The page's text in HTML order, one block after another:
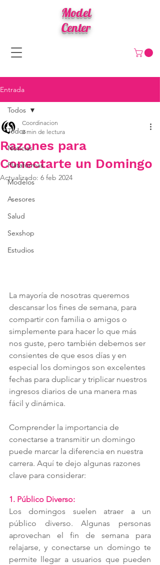
Model
Center
Entrada
Todos
Noticias
Plataformas
Modelos
Asesores
Salud
Sexshop
Estudios
Todos
Razones para
Conectarte un Domingo
Coordinacion
2 min de lectura
Actualizado: 6 feb 2024
La mayoría de nosotras queremos
descansar los fines de semana, para
compartir con familia o amigos o
simplemente para hacer lo que más
nos guste, pero también debemos ser
consientes de que esos días y en
especial los domingos son excelentes
fechas para duplicar y triplicar nuestros
ingresos diarios de una manera mas
fácil y dinámica.
Comprender la importancia de
conectarse a transmitir un domingo
puede marcar la diferencia en nuestra
carrera. Aquí te dejo algunas razones
clave para considerar:
1. Público Diverso:
Los domingos suelen atraer a un
público diverso. Algunas personas
aprovechan el fin de semana para
relajarse, y conectarse un domingo te
permite llegar a usuarios que pueden